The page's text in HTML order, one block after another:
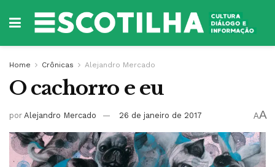
Home Crônicas Alejandro Mercado
O cachorro e eu
por Alejandro Mercado 26 de janeiro de 2017 AA